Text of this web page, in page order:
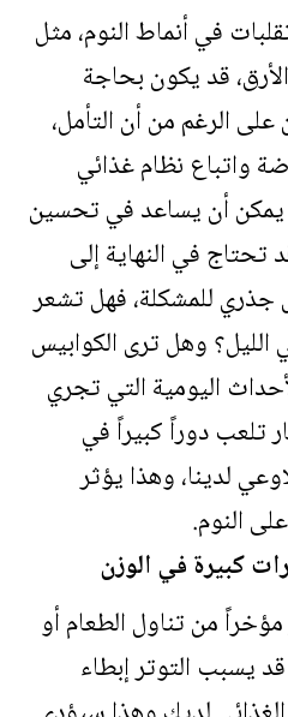
في أنماط النوم، مثل
قد يكون بحاجة
على الرغم من أن التأمل،
واتباع نظام غذائي
أن يساعد في تحسين
تحتاج في النهاية إلى
جذري للمشكلة، فهل تشعر
الليل؟ وهل ترى الكوابيس
اليومية التي تجري
تلعب دوراً كبيراً في
لدينا، وهذا يؤثر
النوم.
كبيرة في الوزن
من تناول الطعام أو
يسبب التوتر إبطاء